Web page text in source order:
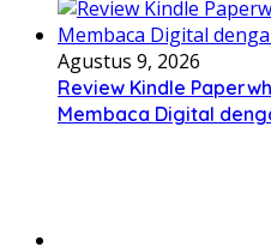
Agustus 9, 2026
Review Kindle
Membaca Digital